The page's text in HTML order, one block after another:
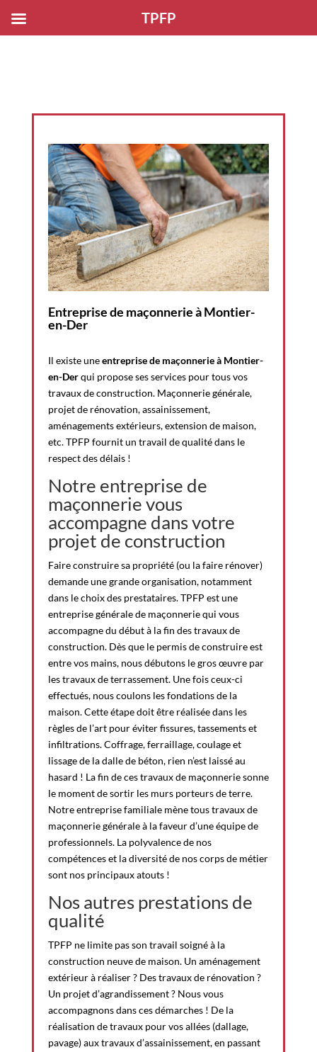
Entreprise de maçonnerie à Montier-
en-Der
Il existe uneentreprise de maçonnerie à Montier-
en-Derqui propose ses services pour tous vos
travaux de construction. Maçonnerie générale,
projet de rénovation, assainissement,
aménagements extérieurs, extension de maison,
etc. TPFP fournit un travail de qualité dans le
respect des délais !
Notre entreprise de
maçonnerie vous
accompagne dans votre
projet de construction
Faire construire sa propriété (ou la faire rénover)
demande une grande organisation, notamment
dans le choix des prestataires. TPFP est une
entreprise générale de maçonnerie qui vous
accompagne du début à la fin des travaux de
construction. Dès que le permis de construire est
entre vos mains, nous débutons le gros œuvre par
les travaux de terrassement. Une fois ceux-ci
effectués, nous coulons les fondations de la
maison. Cette étape doit être réalisée dans les
règles de l’art pour éviter fissures, tassements et
infiltrations. Coffrage, ferraillage, coulage et
lissage de la dalle de béton, rien n’est laissé au
hasard ! La fin de ces travaux de maçonnerie sonne
le moment de sortir les murs porteurs de terre.
Notre entreprise familiale mène tous travaux de
maçonnerie générale à la faveur d’une équipe de
professionnels. La polyvalence de nos
compétences et la diversité de nos corps de métier
sont nos principaux atouts !
Nos autres prestations de
qualité
TPFP ne limite pas son travail soigné à la
construction neuve de maison. Un aménagement
extérieur à réaliser ? Des travaux de rénovation ?
Un projet d’agrandissement ? Nous vous
accompagnons dans ces démarches ! De la
réalisation de travaux pour vos allées (dallage,
pavage) aux travaux d’assainissement, en passant
TPFP